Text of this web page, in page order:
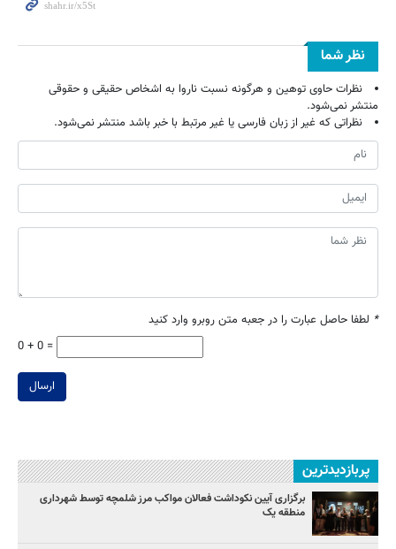
نظر شما
نظرات حاوی توهین و هرگونه نسبت ناروا به اشخاص حقیقی و حقوقی
منتشر نمی‌شود.
نظراتی که غیر از زبان فارسی یا غیر مرتبط با خبر باشد منتشر نمی‌شود.
* لطفا حاصل عبارت را در جعبه متن روبرو وارد کنید
0 + 0 =
ارسال
پربازدیدترین
برگزاری آیین نکوداشت فعالان مواکب مرز شلمچه توسط شهرداری
منطقه یک